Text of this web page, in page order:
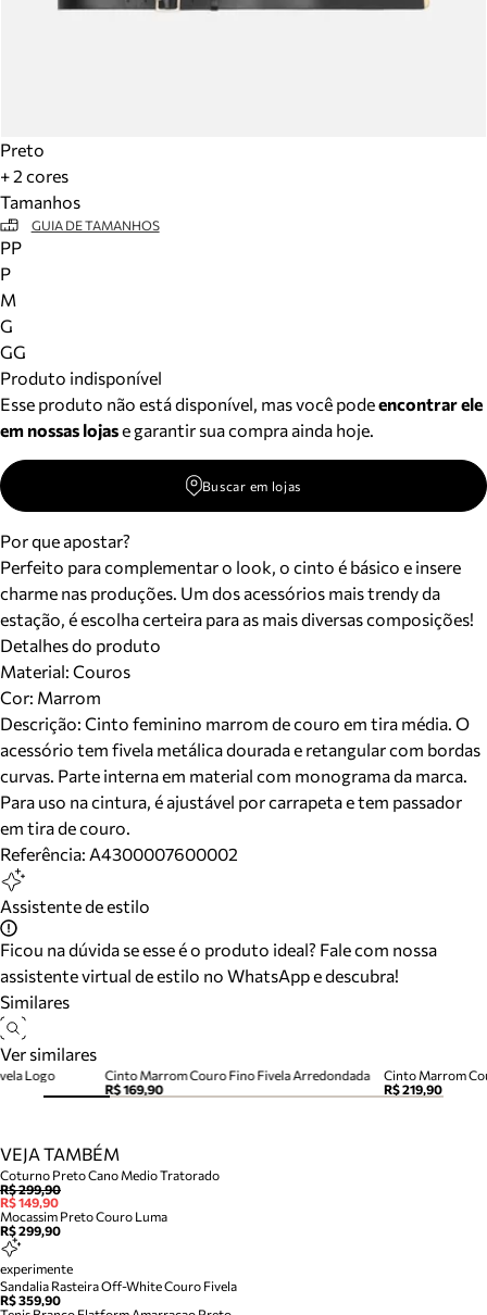
Preto
+ 2 cores
Tamanhos
GUIA DE TAMANHOS
PP
P
M
G
GG
Produto indisponível
Esse produto não está disponível, mas você podeencontrar ele
em nossas lojase garantir sua compra ainda hoje.
Buscar em lojas
Por que apostar?
Perfeito para complementar o look, o cinto é básico e insere
charme nas produções. Um dos acessórios mais trendy da
estação, é escolha certeira para as mais diversas composições!
Detalhes do produto
Material: Couros
Cor: Marrom
Descrição: Cinto feminino marrom de couro em tira média. O
acessório tem fivela metálica dourada e retangular com bordas
curvas. Parte interna em material com monograma da marca.
Para uso na cintura, é ajustável por carrapeta e tem passador
em tira de couro.
Referência: A4300007600002
Assistente de estilo
Ficou na dúvida se esse é o produto ideal? Fale com nossa
assistente virtual de estilo no WhatsApp e descubra!
Similares
Ver similares
Cinto Marrom Couro Fino Fivela Arredondada
R$ 169,90
Cinto Marrom
R$ 219,90
Logo
VEJA TAMBÉM
Coturno Preto Cano Medio Tratorado
R$ 299,90
R$ 149,90
Mocassim Preto Couro Luma
R$ 299,90
experimente
Sandalia Rasteira Off-White Couro Fivela
R$ 359,90